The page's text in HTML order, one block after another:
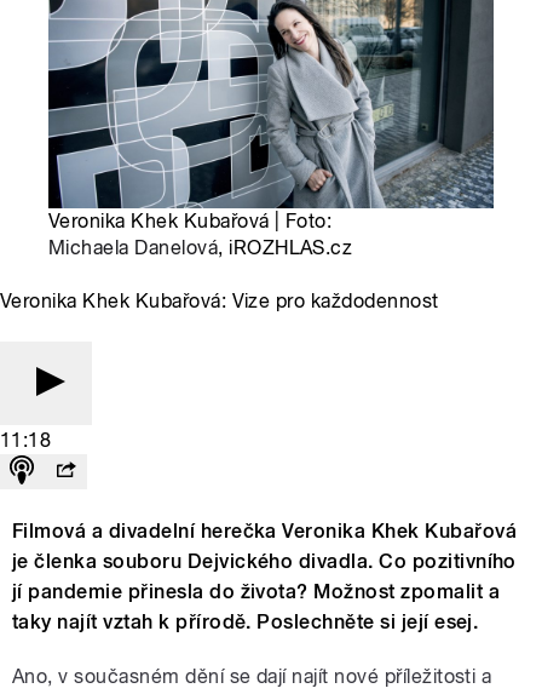
Veronika Khek Kubařová | Foto:
Michaela Danelová, iROZHLAS.cz
Veronika Khek Kubařová: Vize pro každodennost
11:18
Filmová a divadelní herečka Veronika Khek Kubařová
je členka souboru Dejvického divadla. Co pozitivního
jí pandemie přinesla do života? Možnost zpomalit a
taky najít vztah k přírodě. Poslechněte si její esej.
Ano, v současném dění se dají najít nové příležitosti a